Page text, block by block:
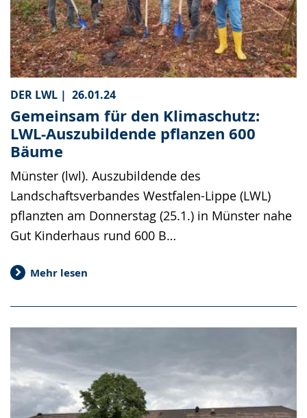
DER LWL | 26.01.24
Gemeinsam für den Klimaschutz:
LWL-Auszubildende pflanzen 600
Bäume
Münster (lwl). Auszubildende des
Landschaftsverbandes Westfalen-Lippe (LWL)
pflanzten am Donnerstag (25.1.) in Münster nahe
Gut Kinderhaus rund 600 B…
Mehr lesen